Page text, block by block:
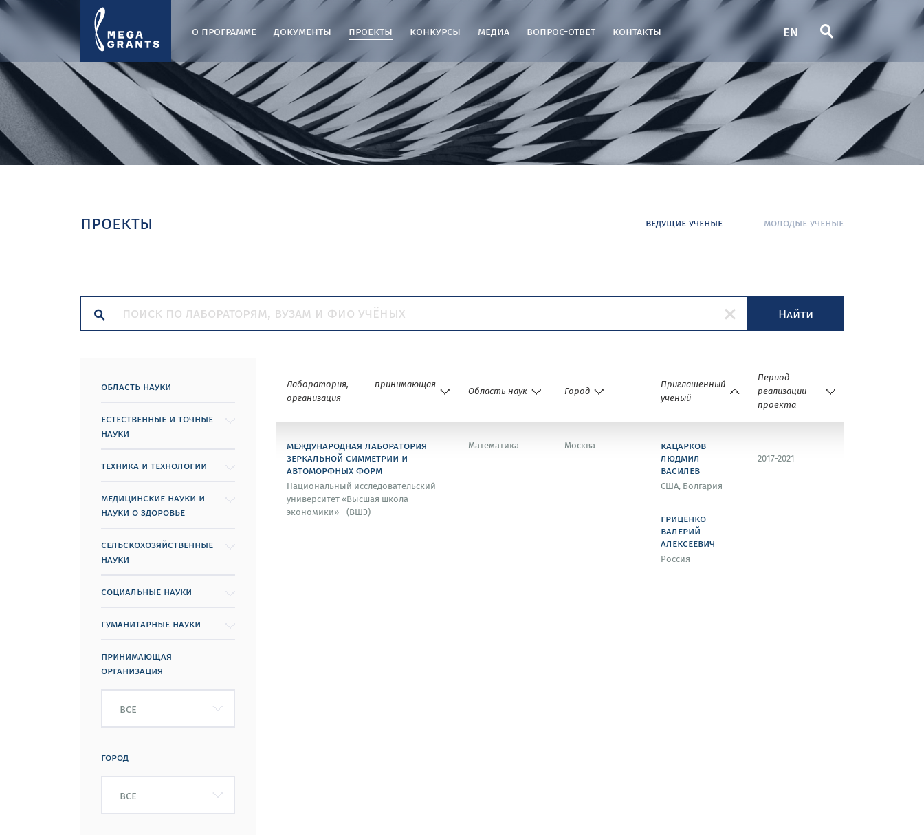
о программе документы проекты конкурсы медиа вопрос-ответ контакты EN
проекты ведущие ученые молодые ученые
Найти
область науки
естественные и точные
науки
техника и технологии
медицинские науки и
науки о здоровье
сельскохозяйственные
науки
социальные науки
гуманитарные науки
принимающая
организация
все
город
все
Лаборатория, принимающая
организация
Область наук Город
Приглашенный
ученый
Период
реализации
проекта
международная лаборатория
зеркальной симметрии и
автоморфных форм
Национальный исследовательский
университет «Высшая школа
экономики» - (ВШЭ)
Математика Москва
кацарков
людмил
василев
США, Болгария
гриценко
валерий
алексеевич
Россия
2017-2021